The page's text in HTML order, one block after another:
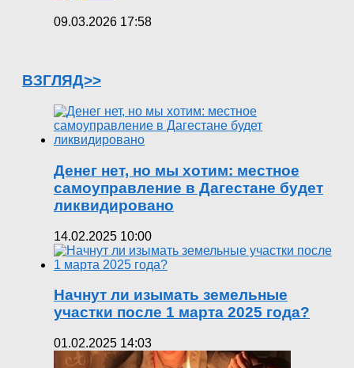
09.03.2026 17:58
ВЗГЛЯД>>
Денег нет, но мы хотим: местное
самоуправление в Дагестане будет
ликвидировано
14.02.2025 10:00
Начнут ли изымать земельные
участки после 1 марта 2025 года?
01.02.2025 14:03